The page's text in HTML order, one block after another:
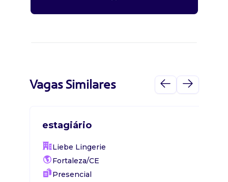
Vagas Similares
estagiário
Liebe Lingerie
Fortaleza/CE
Presencial